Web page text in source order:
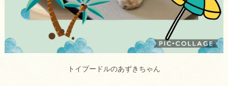
トイプードルのあずきちゃん